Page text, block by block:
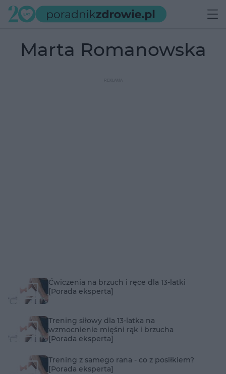
Marta Romanowska
Ćwiczenia na brzuch i ręce dla 13-latki
[Porada eksperta]
Trening siłowy dla 13-latka na
wzmocnienie mięśni rąk i brzucha
[Porada eksperta]
Trening z samego rana - co z posiłkiem?
[Porada eksperta]